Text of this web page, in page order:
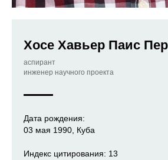
Хосе Хавьер Паис
аспирант
инженер научного проекта
Дата рождения:
03 мая 1990, Куба
Индекс цитирования: 13